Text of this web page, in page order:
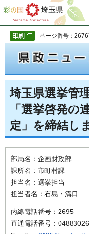
彩の国 埼玉県
ページ番号：
埼玉県選挙管
「選挙啓発の
定」を締結し
部局名：企画財政部
課所名：市町村課
担当名：選挙担当
担当者名：石島・溝口
内線電話番号：2695
直通電話番号：